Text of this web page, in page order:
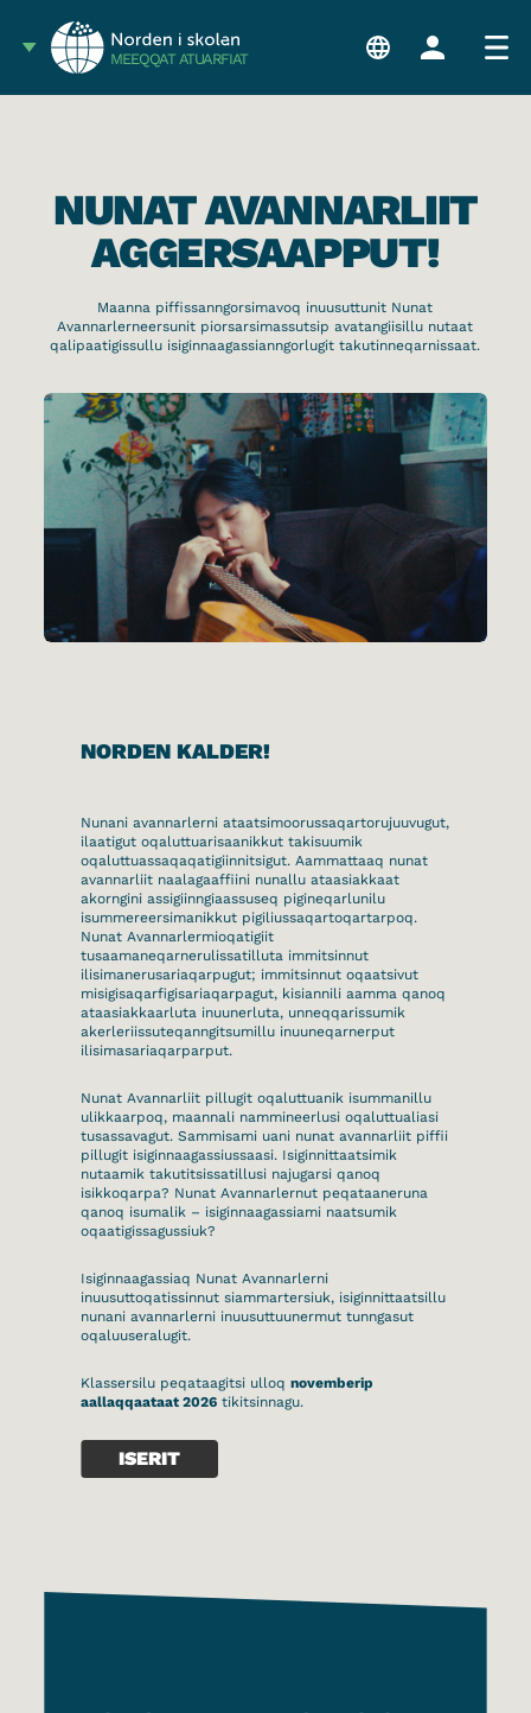
MEEQQAT ATUARFIAT
NUNAT AVANNARLIIT
AGGERSAAPPUT!
Maanna piffissanngorsimavoq inuusuttunit Nunat
Avannarlerneersunit piorsarsimassutsip avatangiisillu nutaat
qalipaatigissullu isiginnaagassianngorlugit takutinneqarnissaat.
NORDEN KALDER!
Nunani avannarlerni ataatsimoorussaqartorujuuvugut,
ilaatigut oqaluttuarisaanikkut takisuumik
oqaluttuassaqaqatigiinnitsigut. Aammattaaq nunat
avannarliit naalagaaffiini nunallu ataasiakkaat
akorngini assigiinngiaassuseq pigineqarlunilu
isummereersimanikkut pigiliussaqartoqartarpoq.
Nunat Avannarlermioqatigiit
tusaamaneqarnerulissatilluta immitsinnut
ilisimanerusariaqarpugut; immitsinnut oqaatsivut
misigisaqarfigisariaqarpagut, kisiannili aamma qanoq
ataasiakkaarluta inuunerluta, unneqqarissumik
akerleriissuteqanngitsumillu inuuneqarnerput
ilisimasariaqarparput.
Nunat Avannarliit pillugit oqaluttuanik isummanillu
ulikkaarpoq, maannali nammineerlusi oqaluttualiasi
tusassavagut. Sammisami uani nunat avannarliit piffii
pillugit isiginnaagassiussaasi. Isiginnittaatsimik
nutaamik takutitsissatillusi najugarsi qanoq
isikkoqarpa? Nunat Avannarlernut peqataaneruna
qanoq isumalik – isiginnaagassiami naatsumik
oqaatigissagussiuk?
Isiginnaagassiaq Nunat Avannarlerni
inuusuttoqatissinnut siammartersiuk, isiginnittaatsillu
nunani avannarlerni inuusuttuunermut tunngasut
oqaluuseralugit.
Klassersilu peqataagitsi ulloqnovemberip
aallaqqaataat 2026 tikitsinnagu.
ISERIT